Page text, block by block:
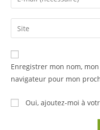
comment
your
email
address
comment
Saisir
l’URL
de
votre
(facultatif)
Enregistrer mon nom,
navigateur pour mon
Oui, ajoutez-moi à